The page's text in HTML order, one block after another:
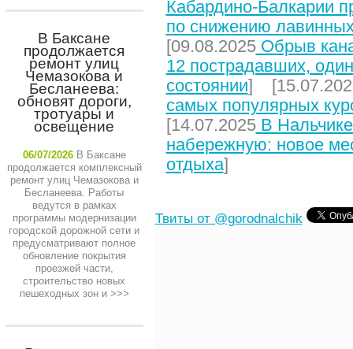
В Баксане
продолжается
ремонт улиц
Чемазокова и
Бесланеева:
обновят дороги,
тротуары и
освещение
06/07/2026 В Баксане
продолжается комплексный
ремонт улиц Чемазокова и
Бесланеева. Работы
ведутся в рамках
программы модернизации
городской дорожной сети и
предусматривают полное
обновление покрытия
проезжей части,
строительство новых
пешеходных зон и>>>
Кабардино-Балкарии
по снижению
[09.08.2025Обрыв
12 пострадавших,
состоянии]
самых популярных
[14.07.2025В
набережную: новое
отдыха]
Твиты от @gorodnalchik